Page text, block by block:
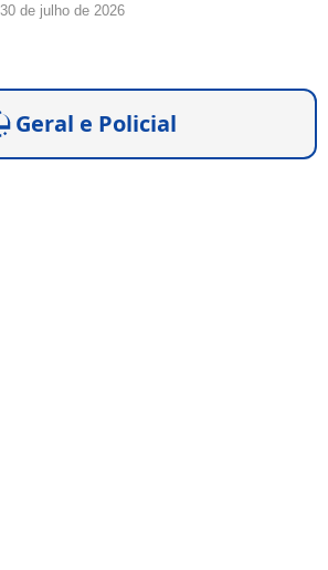
30 de julho de 2026
Geral e Policial